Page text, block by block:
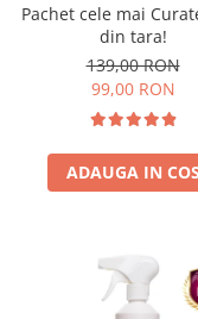
Pachet cele mai
din tara!
139,00 RON
99,00 RON
ADAUGA IN COS